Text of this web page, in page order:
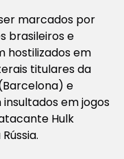
marcados por
brasileiros e
hostilizados em
titulares da
e
em jogos
Hulk